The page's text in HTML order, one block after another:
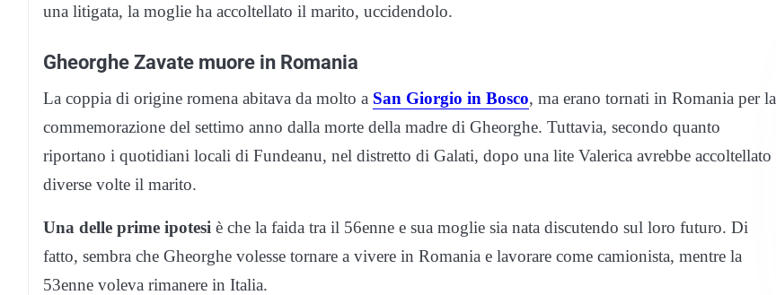
una litigata, la moglie ha accoltellato il marito, uccidendolo.
Gheorghe Zavate muore in Romania
La coppia di origine romena abitava da molto a San Giorgio in Bosco, ma erano tornati in Romania per la
commemorazione del settimo anno dalla morte della madre di Gheorghe. Tuttavia, secondo quanto
riportano i quotidiani locali di Fundeanu, nel distretto di Galati, dopo una lite Valerica avrebbe accoltellato
diverse volte il marito.
Una delle prime ipotesi è che la faida tra il 56enne e sua moglie sia nata discutendo sul loro futuro. Di
fatto, sembra che Gheorghe volesse tornare a vivere in Romania e lavorare come camionista, mentre la
53enne voleva rimanere in Italia.